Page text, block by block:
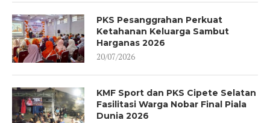
PKS Pesanggrahan Perkuat
Ketahanan Keluarga Sambut
Harganas 2026
20/07/2026
KMF Sport dan PKS Cipete Selatan
Fasilitasi Warga Nobar Final Piala
Dunia 2026